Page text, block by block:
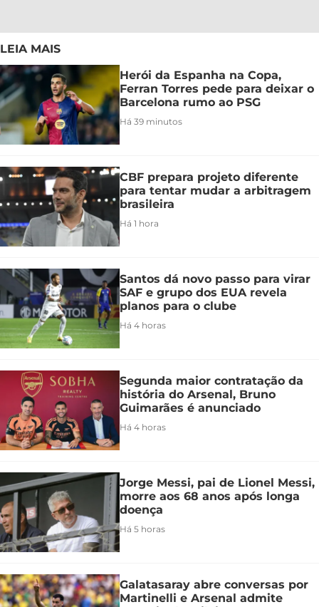
LEIA MAIS
Herói da Espanha na Copa,
Ferran Torres pede para deixar o
Barcelona rumo ao PSG
Há 39 minutos
CBF prepara projeto diferente
para tentar mudar a arbitragem
brasileira
Há 1 hora
Santos dá novo passo para virar
SAF e grupo dos EUA revela
planos para o clube
Há 4 horas
Segunda maior contratação da
história do Arsenal, Bruno
Guimarães é anunciado
Há 4 horas
Jorge Messi, pai de Lionel Messi,
morre aos 68 anos após longa
doença
Há 5 horas
Galatasaray abre conversas por
Martinelli e Arsenal admite